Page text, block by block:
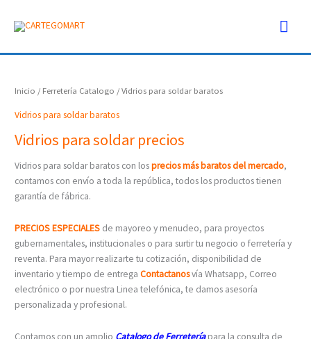
Inicio / Ferretería Catalogo / Vidrios para soldar baratos
Vidrios para soldar baratos
Vidrios para soldar precios
Vidrios para soldar baratos con losprecios más baratos del mercado,
contamos con envío a toda la república, todos los productos tienen
garantía de fábrica.
PRECIOS ESPECIALES de mayoreo y menudeo, para proyectos
gubernamentales, institucionales o para surtir tu negocio o ferretería y
reventa. Para mayor realizarte tu cotización, disponibilidad de
inventario y tiempo de entregaContactanosvía Whatsapp, Correo
electrónico o por nuestra Linea telefónica, te damos asesoría
personalizada y profesional.
Contamos con un amplio Catalogo de Ferreteríapara la consulta de